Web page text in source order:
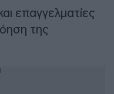
επαγγελματίες
της